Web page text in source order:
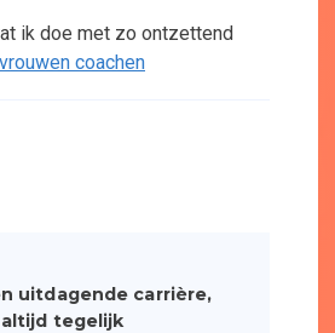
ik doe met zo ontzettend
coachen
uitdagende carrière,
tegelijk